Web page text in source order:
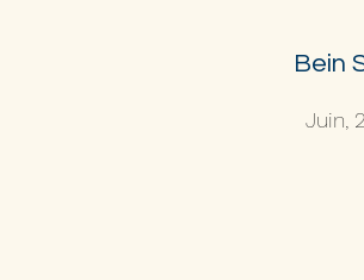
Bein
Juin,